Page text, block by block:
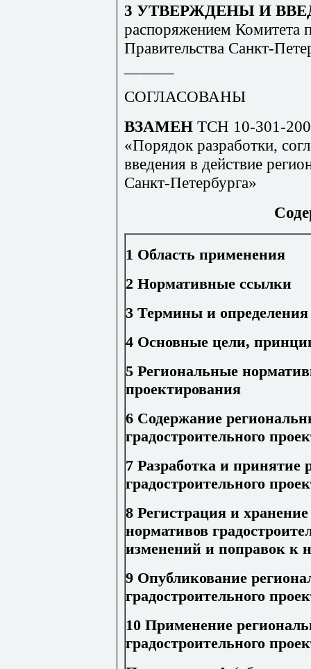
3 УТВЕРЖДЕНЫ И
распоряжением Комитета
Правительства Санкт-
СОГЛАСОВАНЫ
ВЗАМЕН ТСН 10-301-
«Порядок разработки,
введения в действие
Санкт-Петербурга»
1 Область применения
2 Нормативные ссылки
3 Термины и определения
4 Основные цели,
5 Региональные
проектирования
6 Содержание
градостроительного
7 Разработка и принятие
градостроительного
8 Регистрация и
нормативов
изменений и поправок к
9 Опубликование
градостроительного
10 Применение
градостроительного